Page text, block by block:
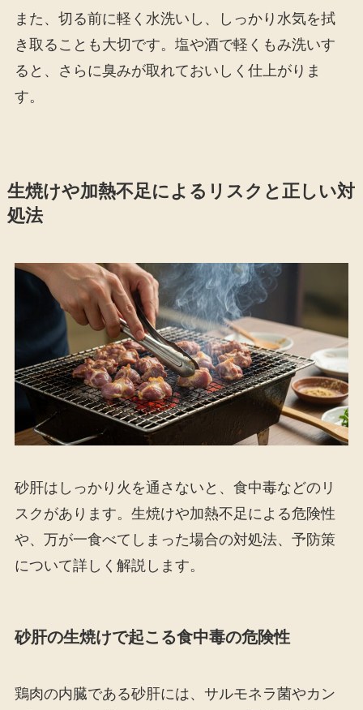
また、切る前に軽く水洗いし、しっかり水気を拭
き取ることも大切です。塩や酒で軽くもみ洗いす
ると、さらに臭みが取れておいしく仕上がりま
す。
生焼けや加熱不足によるリスクと正しい対
処法
砂肝はしっかり火を通さないと、食中毒などのリ
スクがあります。生焼けや加熱不足による危険性
や、万が一食べてしまった場合の対処法、予防策
について詳しく解説します。
砂肝の生焼けで起こる食中毒の危険性
鶏肉の内臓である砂肝には、サルモネラ菌やカン